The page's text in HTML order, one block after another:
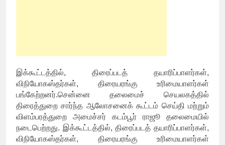
இக்கூட்டத்தில், திரைப்படத் தயாரிப்பாளர்கள்,
விநியோகஸ்தர்கள், திரையரங்கு உரிமையாளர்கள்
பங்கேற்றனர்.சென்னை தலைமைச் செயலகத்தில்
திரைத்துறை சார்ந்த ஆலோசனைக் கூட்டம் செய்தி மற்றும்
விளம்பரத்துறை அமைச்சர் கடம்பூர் ராஜூ தலைமையில்
நடைபெற்றது. இக்கூட்டத்தில், திரைப்படத் தயாரிப்பாளர்கள்,
விநியோகஸ்தர்கள், திரையரங்கு உரிமையாளர்கள்